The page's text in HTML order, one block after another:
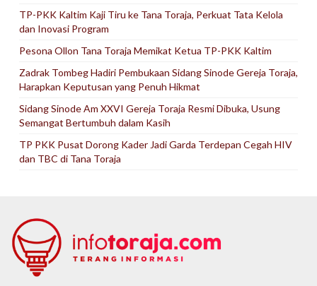
TP-PKK Kaltim Kaji Tiru ke Tana Toraja, Perkuat Tata Kelola
dan Inovasi Program
Pesona Ollon Tana Toraja Memikat Ketua TP-PKK Kaltim
Zadrak Tombeg Hadiri Pembukaan Sidang Sinode Gereja Toraja,
Harapkan Keputusan yang Penuh Hikmat
Sidang Sinode Am XXVI Gereja Toraja Resmi Dibuka, Usung
Semangat Bertumbuh dalam Kasih
TP PKK Pusat Dorong Kader Jadi Garda Terdepan Cegah HIV
dan TBC di Tana Toraja